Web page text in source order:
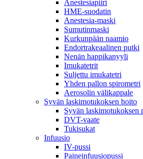
Anestesiapiiri
HME-suodatin
Anestesia-maski
Sumutinmaski
Kurkunpään naamio
Endortrakeaalinen putki
Nenän happikanyyli
Imukatetrit
Suljettu imukatetri
Yhden pallon spirometri
Aerosolin välikappale
Syvän laskimotukoksen hoito
Syvän laskimotukoksen
DVT-vaate
Tukisukat
Infuusio
IV-pussi
Paineinfuusiopussi